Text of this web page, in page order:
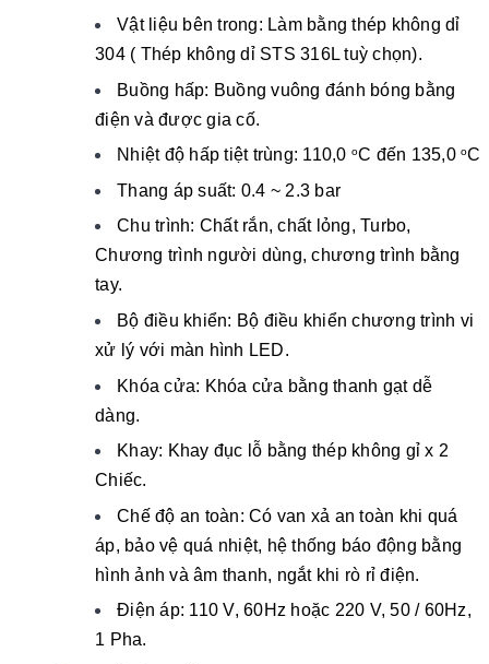
Vật liệu bên trong: Làm bằng thép không dỉ
304 ( Thép không dỉ STS 316L tuỳ chọn).
Buồng hấp: Buồng vuông đánh bóng bằng
điện và được gia cố.
Nhiệt độ hấp tiệt trùng: 110,0 oC đến 135,0 oC
Thang áp suất: 0.4 ~ 2.3 bar
Chu trình: Chất rắn, chất lỏng, Turbo,
Chương trình người dùng, chương trình bằng
tay.
Bộ điều khiển: Bộ điều khiển chương trình vi
xử lý với màn hình LED.
Khóa cửa: Khóa cửa bằng thanh gạt dễ
dàng.
Khay: Khay đục lỗ bằng thép không gỉ x 2
Chiếc.
Chế độ an toàn: Có van xả an toàn khi quá
áp, bảo vệ quá nhiệt, hệ thống báo động bằng
hình ảnh và âm thanh, ngắt khi rò rỉ điện.
Điện áp: 110 V, 60Hz hoặc 220 V, 50 / 60Hz,
1 Pha.